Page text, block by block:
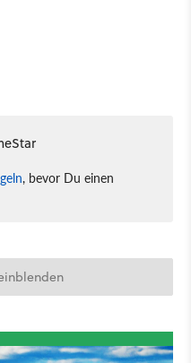
, bevor Du einen